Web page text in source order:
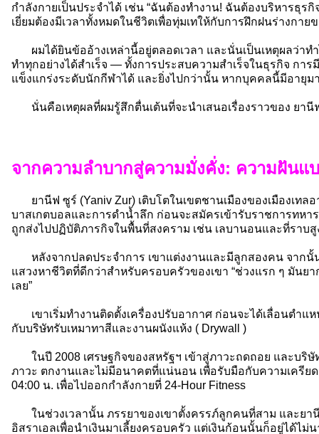
กำลังกายเป็นประจำได้ เช่น “ฉันต้องทำงาน! ฉันต้องบริหารธุร
เยี่ยมต้องมีเวลาทั้งหมดในชีวิตเพื่อทุ่มเทให้กับการฝึกฝนร่างกาย
ผมได้ยินข้ออ้างเหล่านี้อยู่ตลอดเวลา และนั่นเป็นเหตุผลว่าท
ทำทุกอย่างได้สำเร็จ — ทั้งการประสบความสำเร็จในธุรกิจ ก
แข็งแกร่งระดับนักกีฬาได้ และยิ่งไปกว่านั้น หากบุคคลนี้มีอายุม
นั่นคือเหตุผลที่ผมรู้สึกตื่นเต้นที่จะนำเสนอเรื่องราวของ ยานี
จากความลำบากสู่ความมั่งคั่ง: ความฝันแ
ยานีฟ ซูร์ (Yaniv Zur) เติบโตในเขตชานเมืองของเมืองเทล
บาสเกตบอลและการดำน้ำลึก ก่อนจะสมัครเข้ารับราชการทหา
ถูกส่งไปปฏิบัติภารกิจในพื้นที่สงคราม เช่น เลบานอนและที่ราบ
หลังจากปลดประจำการ เขาแต่งงานและมีลูกสองคน จากนั้น
แสวงหาชีวิตที่ดีกว่าสำหรับครอบครัวของเขา “ช่วงแรก ๆ มันย
เลย”
เขาเริ่มทำงานติดตั้งเครื่องปรับอากาศ ก่อนจะได้เลื่อนตำแ
กับบริษัทรับเหมาทาสีและงานผนังแห้ง ( Drywall )
ในปี 2008 เศรษฐกิจของสหรัฐฯ เข้าสู่ภาวะถดถอย และบริษั
ภาวะ ตกงานและไม่มีอนาคตที่แน่นอน เพื่อรับมือกับความเครีย
04:00 น. เพื่อไปออกกำลังกายที่ 24-Hour Fitness
ในช่วงเวลานั้น ภรรยาของเขาตั้งครรภ์ลูกคนที่สาม และยา
อิสราเอลเพื่อนำเงินมาเลี้ยงครอบครัว แต่เงินก้อนนั้นก็อยู่ได้ไม่